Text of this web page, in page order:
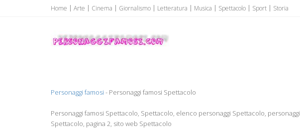
Home Arte Cinema Giornalismo Letteratura Musica Spettacolo Sport Storia
Personaggi famosi
Personaggi famosi Top Vip...
Personaggi famosi - Personaggi famosi Spettacolo
Personaggi famosi Spettacolo, Spettacolo, elenco personaggi Spettacolo,
Spettacolo, pagina 2, sito web Spettacolo